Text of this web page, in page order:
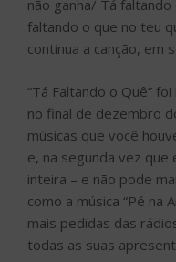
não ganha/ Tá
faltando o que no teu
continua a canção, em
“Tá Faltando o Quê”
no final de dezembro
músicas que você
e, na segunda vez que
inteira – e não pode
como a música “Pé na
mais pedidas das
todas as suas